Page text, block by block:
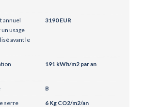
annuel
usage
avant le
3190 EUR
191 kWh/m2 par an
B
serre
6 Kg CO2/m2/an